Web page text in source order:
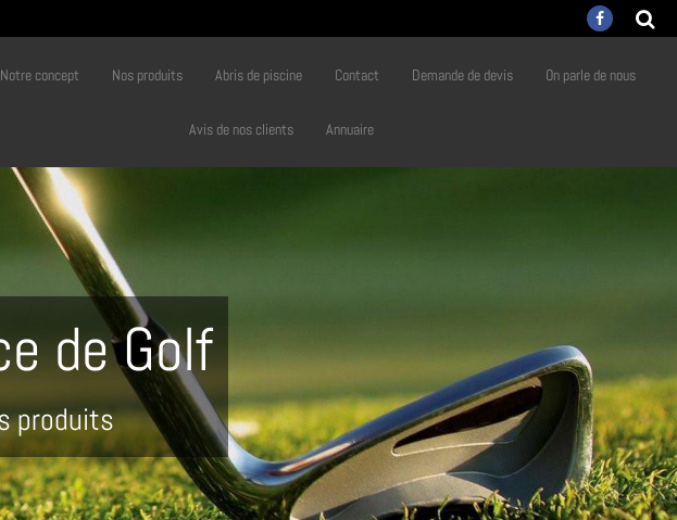
Notre concept Nos produits Abris de piscine Contact Demande de devis On parle de nous
Avis de nos clients Annuaire